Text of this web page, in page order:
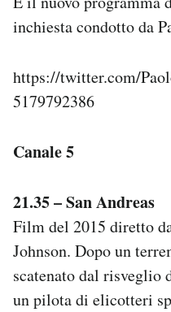
inchiesta condotto da
https://twitter.com/
5179792386
Canale 5
21.35 – San Andreas
Film del 2015 diretto
Johnson. Dopo un
scatenato dal risveglio
un pilota di elicotteri